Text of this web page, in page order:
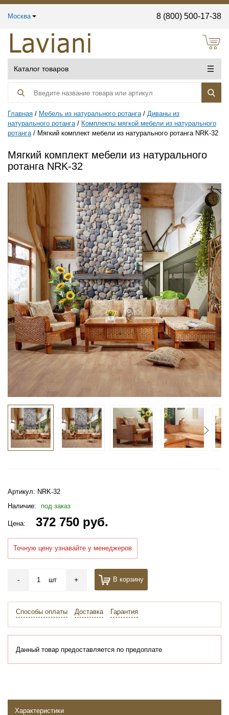
Москва 8 (800) 500-17-38
Каталог товаров
Главная Мебель из натурального ротанга
Диваны из
натурального ротанга
Комплекты мягкой мебели из натурального
ротанга
Мягкий комплект мебели из натурального ротанга NRK-32
Мягкий комплект мебели из натурального
ротанга NRK-32
Артикул: NRK-32
Наличие:
под заказ
Цена: 372 750 руб.
Точную цену узнавайте у менеджеров
- шт + В корзину
Способы оплаты Доставка Гарантия
Данный товар предоставляется по предоплате
Характеристики